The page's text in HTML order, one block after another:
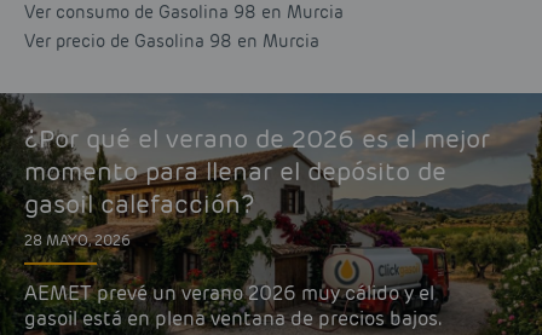
Ver consumo de Gasolina 98 en Murcia
Ver precio de Gasolina 98 en Murcia
¿Por qué el verano de 2026 es el mejor
momento para llenar el depósito de
gasoil calefacción?
28 MAYO, 2026
AEMET prevé un verano 2026 muy cálido y el
gasoil está en plena ventana de precios bajos.